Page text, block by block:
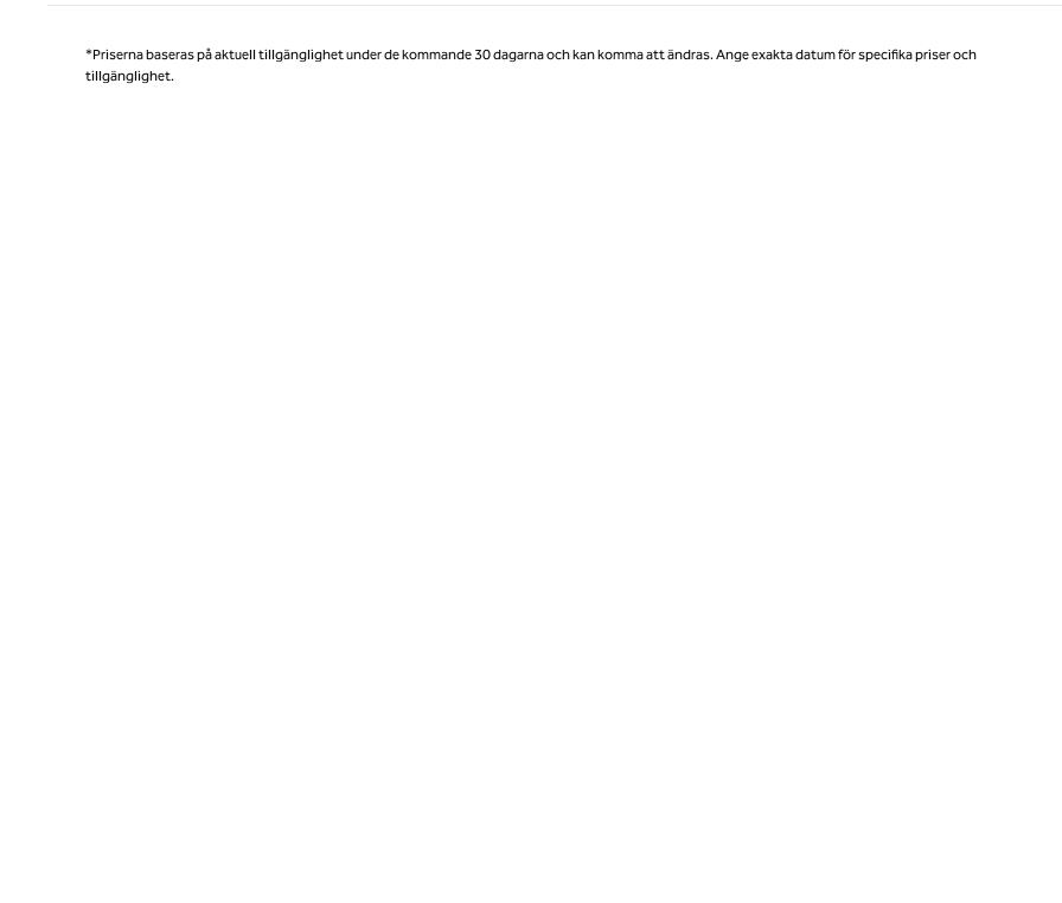
*Priserna baseras på aktuell tillgänglighet under de kommande 30 dagarna och kan komma att ändras. Ange exakta datum för specifika priser och
tillgänglighet.